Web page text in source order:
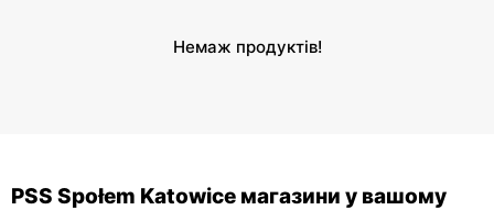
Немаж продуктів!
PSS Społem Katowice магазини у вашому